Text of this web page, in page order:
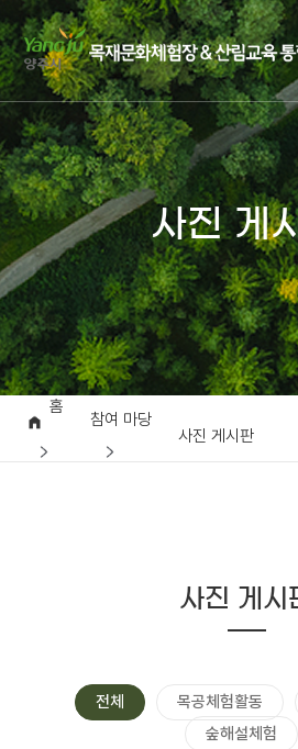
사진 게
홈
참여 마당
사진 게시판
사진 게시
전체 목공체험활동
숲해설체험